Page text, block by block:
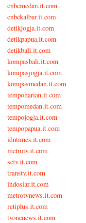
cnbcmedan.it.com
cnbckalbar.it.com
detikjogja.it.com
detikpapua.it.com
detikbali.it.com
kompasbali.it.com
kompasjogja.it.com
kompasmedan.it.com
tempoharian.it.com
tempomedan.it.com
tempojogja.it.com
tempopapua.it.com
idntimes.it.com
metrotv.it.com
sctv.it.com
transtv.it.com
indosiar.it.com
metrotvnews.it.com
rctiplus.it.com
tvonenews.it.com